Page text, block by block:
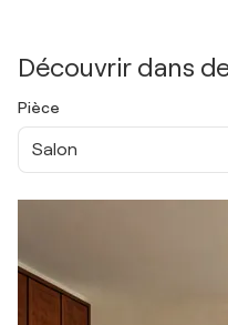
Découvrir dans
Pièce
Salon